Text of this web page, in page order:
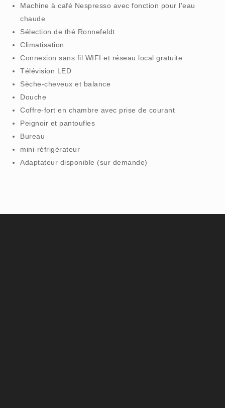
Machine à café Nespresso avec fonction pour l'eau
chaude
Sélection de thé Ronnefeldt
Climatisation
Connexion sans fil WIFI et réseau local gratuite
Télévision LED
Sèche-cheveux et balance
Douche
Coffre-fort en chambre avec prise de courant
Peignoir et pantoufles
Bureau
mini-réfrigérateur
Adaptateur disponible (sur demande)